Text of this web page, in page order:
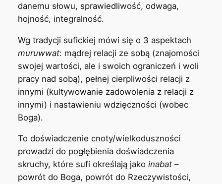
danemu słowu, sprawiedliwość, odwaga,
hojność, integralność.
Wg tradycji sufickiej mówi się o 3 aspektach
muruwwat: mądrej relacji ze sobą (znajomości
swojej wartości, ale i swoich ograniczeń i woli
pracy nad sobą), pełnej cierpliwości relacji z
innymi (kultywowanie zadowolenia z relacji z
innymi) i nastawieniu wdzięczności (wobec
Boga).
To doświadczenie cnoty/wielkoduszności
prowadzi do pogłębienia doświadczenia
skruchy, które sufi określają jako inabat–
powrót do Boga, powrót do Rzeczywistości,